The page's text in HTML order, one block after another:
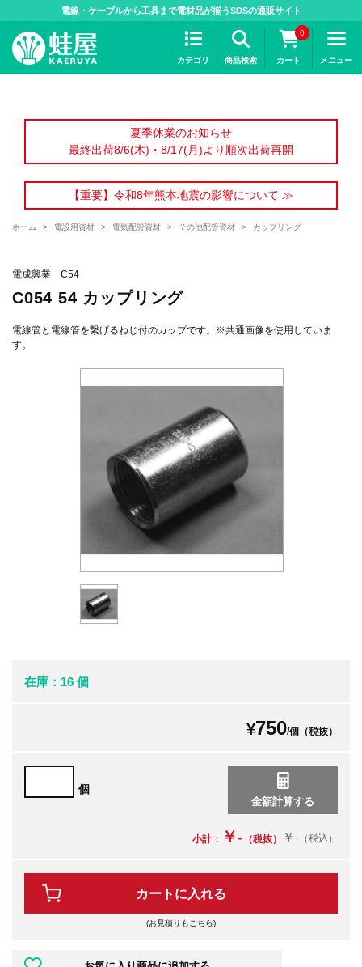
電線・ケーブルから工具まで電材品が揃うSDSの通販サイト
カテゴリ 商品検索
0
カート メニュー
夏季休業のお知らせ
最終出荷8/6(木)・8/17(月)より順次出荷再開
【重要】令和8年熊本地震の影響について ≫
ホーム > 電設用資材 > 電気配管資材 > その他配管資材 > カップリング
電成興業 C54
C054 54 カップリング
電線管と電線管を繋げるねじ付のカップです。※共通画像を使用していま
す。
在庫：16 個
¥750/個（税抜）
個
小計： ￥- （税抜） ￥- （税込）
カートに入れる
(お見積りもこちら)